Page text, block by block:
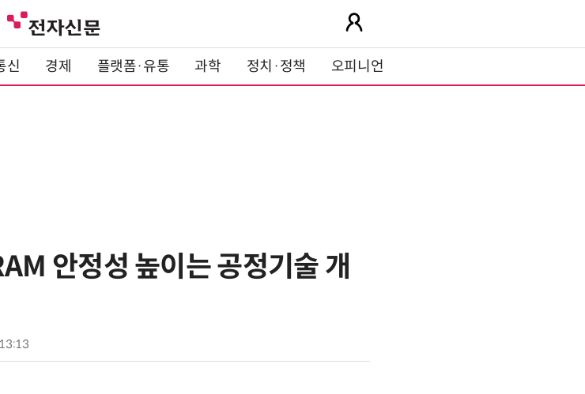
신 경제 플랫폼·유통 과학 정치·정책 오피니언
안정성 높이는 공정기술 개